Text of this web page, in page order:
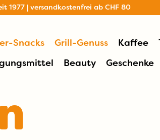
1977 | versandkostenfrei ab CHF 80
Snacks Grill-Genuss Kaffee
Beauty Geschenke